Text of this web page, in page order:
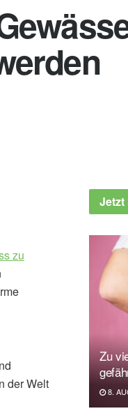
zu
der Welt
Jetzt
Zu
8.